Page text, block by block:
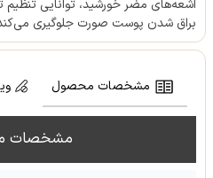
اشعه‌های مضر خورشید، توانایی تنظیم
براق شدن پوست صورت جلوگیری
مشخصات محصول
مشخصات